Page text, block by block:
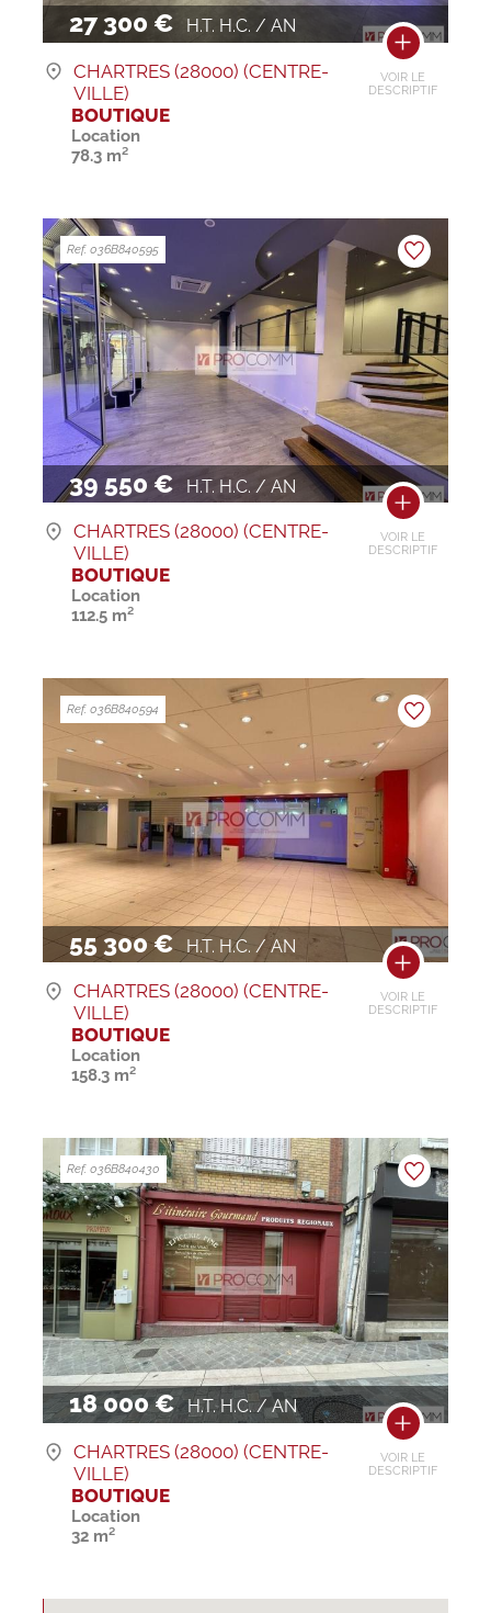
27 300 € H.T. H.C. / AN
VOIR LE
DESCRIPTIF
CHARTRES (28000) (CENTRE-
VILLE)
BOUTIQUE
Location
78.3 m²
39 550 € H.T. H.C. / AN
VOIR LE
DESCRIPTIF
Ref. 036B840595
CHARTRES (28000) (CENTRE-
VILLE)
BOUTIQUE
Location
112.5 m²
55 300 € H.T. H.C. / AN
VOIR LE
DESCRIPTIF
Ref. 036B840594
CHARTRES (28000) (CENTRE-
VILLE)
BOUTIQUE
Location
158.3 m²
18 000 € H.T. H.C. / AN
VOIR LE
DESCRIPTIF
Ref. 036B840430
CHARTRES (28000) (CENTRE-
VILLE)
BOUTIQUE
Location
32 m²